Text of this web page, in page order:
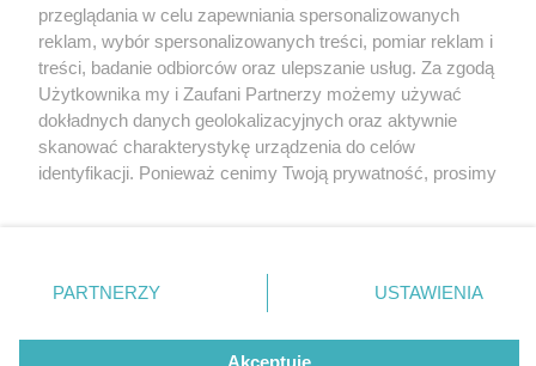
1 / 3
Dachowanie w Bytomiu
Nie zapomnij
zapoznać się z:
polityką prywatności regulamin korzystania z portali
Twojemiasto
Piekary Śląskie
Chorzów
Tarnowskie Góry
Gliwice
Skontakuj sięz nami
Kontakt
Wydawca
Pogoda
przeglądania w celu zapewniania spersonalizowanych
reklam, wybór spersonalizowanych treści, pomiar reklam i
treści, badanie odbiorców oraz ulepszanie usług. Za zgodą
Użytkownika my i Zaufani Partnerzy możemy używać
dokładnych danych geolokalizacyjnych oraz aktywnie
skanować charakterystykę urządzenia do celów
identyfikacji. Ponieważ cenimy Twoją prywatność, prosimy
prywatności znajdujący się w lewym dolnym rogu strony
. Niektóre rodzaje przetwarzania danych nie wymagają
zgody użytkownika, ale masz prawo sprzeciwić się
takiemu przetwarzaniu. Preferencje będą miały
PARTNERZY USTAWIENIA
Akceptuję